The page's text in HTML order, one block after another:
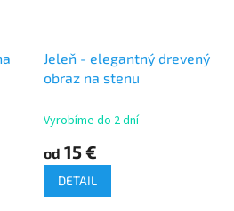
Jeleň - elegantný drevený
obraz na stenu
Vyrobíme do 2 dní
od 15 €
DETAIL